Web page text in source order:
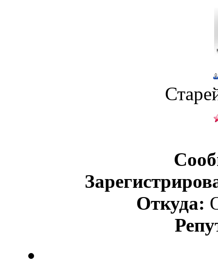
Откуда: